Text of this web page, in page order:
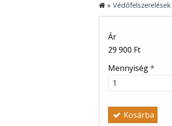
» Védőfelszerelések
Ár
29 900 Ft
Mennyiség*
Kosárba